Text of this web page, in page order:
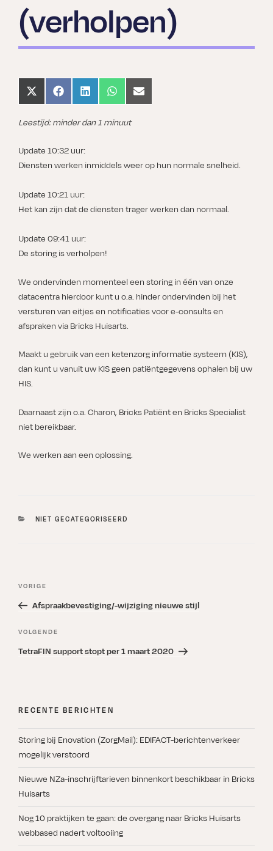
(verholpen)
Share
on
(Twitter)
Share
on
Share
on
Share
on
Share
on
Leestijd: minder dan 1 minuut
Update 10:32 uur:
Diensten werken inmiddels weer op hun normale snelheid.
Update 10:21 uur:
Het kan zijn dat de diensten trager werken dan normaal.
Update 09:41 uur:
De storing is verholpen!
We ondervinden momenteel een storing in één van onze
datacentra hierdoor kunt u o.a. hinder ondervinden bij het
versturen van eitjes en notificaties voor e-consults en
afspraken via Bricks Huisarts.
Maakt u gebruik van een ketenzorg informatie systeem (KIS),
dan kunt u vanuit uw KIS geen patiëntgegevens ophalen bij uw
HIS.
Daarnaast zijn o.a. Charon, Bricks Patiënt en Bricks Specialist
niet bereikbaar.
We werken aan een oplossing.
CATEGORIEËN
NIET GECATEGORISEERD
Vorig
bericht
VORIGE
Afspraakbevestiging/-wijziging nieuwe stijl
Volgend
bericht
VOLGENDE
TetraFIN support stopt per 1 maart 2020
RECENTE BERICHTEN
Storing bij Enovation (ZorgMail): EDIFACT-berichtenverkeer
mogelijk verstoord
Nieuwe NZa-inschrijftarieven binnenkort beschikbaar in Bricks
Huisarts
Nog 10 praktijken te gaan: de overgang naar Bricks Huisarts
webbased nadert voltooiing